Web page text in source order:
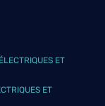
ET
ET